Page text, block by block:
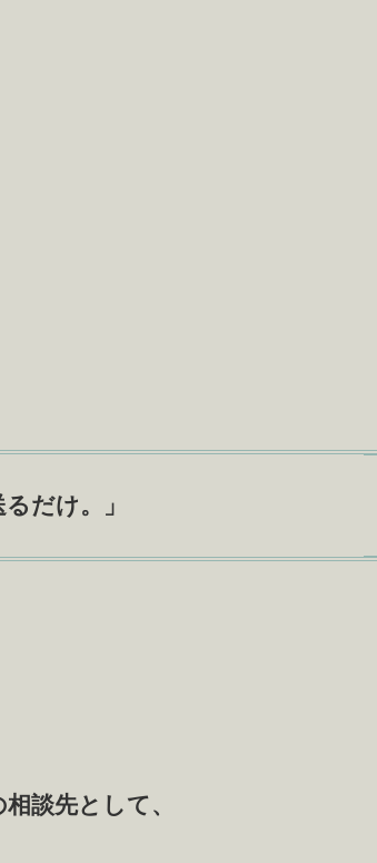
るだけ。」
談先として、